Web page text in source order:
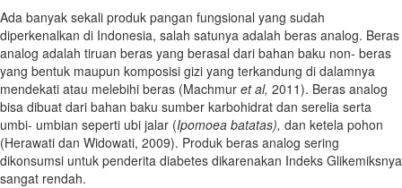
Ada banyak sekali produk pangan fungsional yang sudah
diperkenalkan di Indonesia, salah satunya adalah beras analog. Beras
analog adalah tiruan beras yang berasal dari bahan baku non- beras
yang bentuk maupun komposisi gizi yang terkandung di dalamnya
mendekati atau melebihi beras (Machmur et al, 2011). Beras analog
bisa dibuat dari bahan baku sumber karbohidrat dan serelia serta
umbi- umbian seperti ubi jalar (Ipomoea batatas), dan ketela pohon
(Herawati dan Widowati, 2009). Produk beras analog sering
dikonsumsi untuk penderita diabetes dikarenakan Indeks Glikemiksnya
sangat rendah.